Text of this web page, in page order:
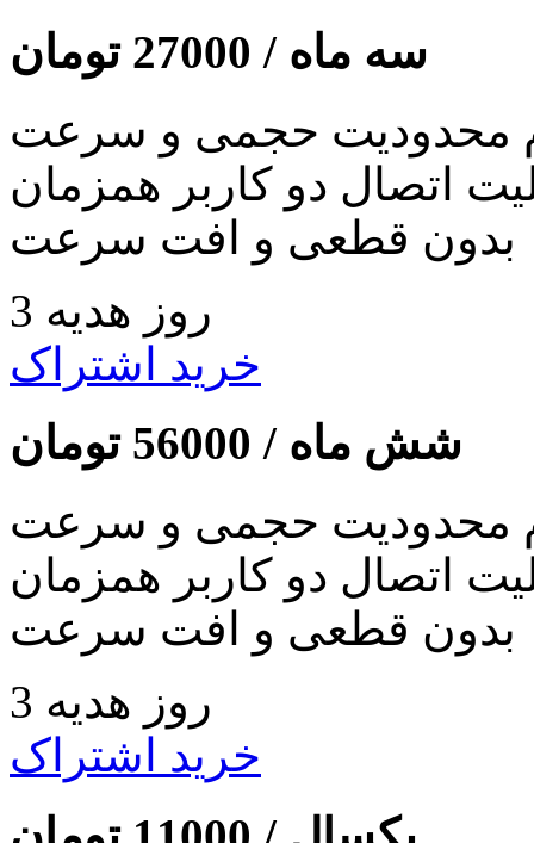
سه ماه / 27000 تومان
محدودیت حجمی و سرعت
اتصال دو کاربر همزمان
بدون قطعی و افت سرعت
3 روز هدیه
خرید اشتراک
شش ماه / 56000 تومان
محدودیت حجمی و سرعت
اتصال دو کاربر همزمان
بدون قطعی و افت سرعت
3 روز هدیه
خرید اشتراک